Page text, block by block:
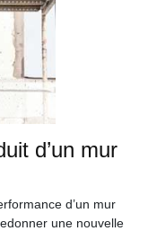
d’un mur
d’un mur
une nouvelle